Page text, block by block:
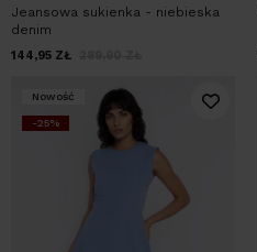
Jeansowa sukienka - niebieska
denim
144,95 ZŁ
Nowość
-25%